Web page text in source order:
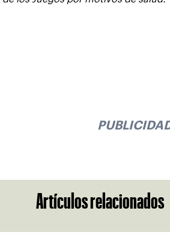
Artículos relacionados